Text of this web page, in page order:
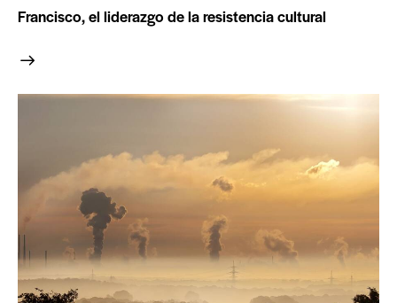
Francisco, el liderazgo de la resistencia cultural